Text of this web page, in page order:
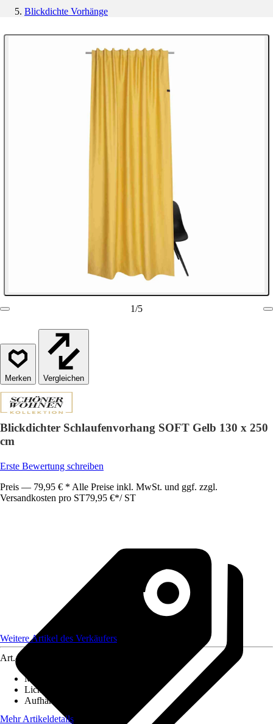
Blickdichte Vorhänge
1/5
Vergleichen
Blickdichter Schlaufenvorhang SOFT Gelb 130 x 250
cm
Erste Bewertung schreiben
Preis — 79,95 € * Alle Preise inkl. MwSt. und ggf. zzgl.
Versandkosten pro ST79,95 €*/ ST
Weitere Artikel des Verkäufers
Art.-Nr.
Maße (BxH)
Lichtdurchlässigkeit
Aufhängungsart
Mehr Artikeldetails